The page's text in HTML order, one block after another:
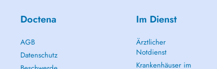
Doctena
AGB
Datenschutz
Im Dienst
Ärztlicher
Notdienst
Krankenhäuser im